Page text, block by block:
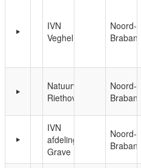
IVN
Veghel
Noord-
Brabant
Natuurwerkgroep
Riethoven
Noord-
Brabant
IVN
afdeling
Grave
Noord-
Brabant